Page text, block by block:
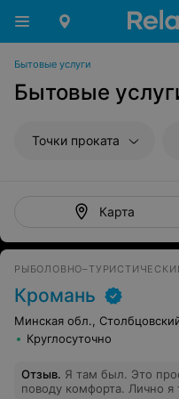
Бытовые услуги
Бытовые
Точки проката
Карта
Кромань
Круглосуточно
Отзыв. Я там был. Это
поводу комфорта. Лично я